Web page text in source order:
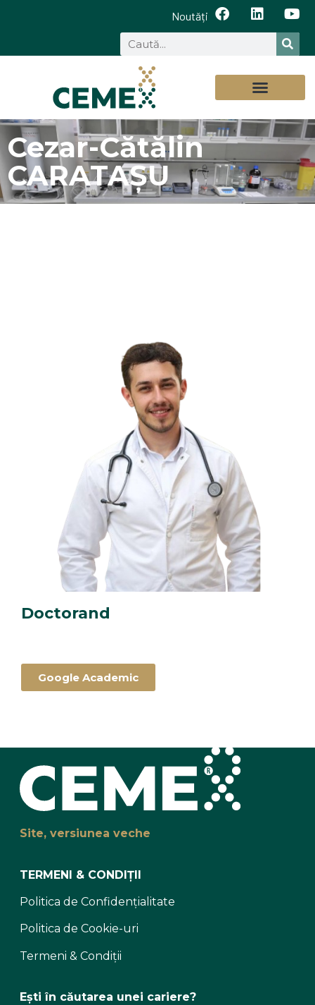
Noutăți
Cezar-Cătălin
CARATAȘU
Doctorand
Google Academic
Site, versiunea veche
TERMENI & CONDIȚII
Politica de Confidențialitate
Politica de Cookie-uri
Termeni & Condiții
Ești în căutarea unei cariere?